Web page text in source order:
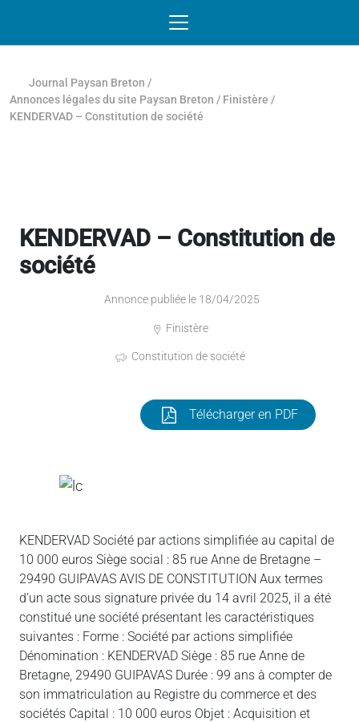
Journal Paysan Breton /
Annonces légales du site Paysan Breton / Finistère /
KENDERVAD – Constitution de société
KENDERVAD – Constitution de
société
Annonce publiée le 18/04/2025
Finistère
Constitution de société
Télécharger en PDF
KENDERVAD Société par actions simplifiée au capital de
10 000 euros Siège social : 85 rue Anne de Bretagne –
29490 GUIPAVAS AVIS DE CONSTITUTION Aux termes
d’un acte sous signature privée du 14 avril 2025, il a été
constitué une société présentant les caractéristiques
suivantes : Forme : Société par actions simplifiée
Dénomination : KENDERVAD Siège : 85 rue Anne de
Bretagne, 29490 GUIPAVAS Durée : 99 ans à compter de
son immatriculation au Registre du commerce et des
sociétés Capital : 10 000 euros Objet : Acquisition et